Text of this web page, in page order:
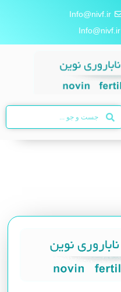
Info@nivf.ir
Info@nivf.ir